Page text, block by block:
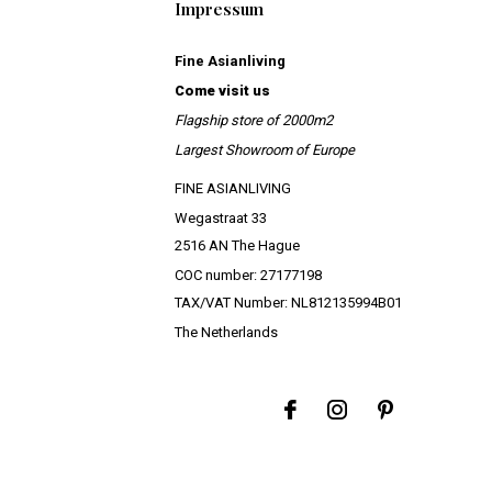
Impressum
Fine Asianliving
Come visit us
Flagship store of 2000m2
Largest Showroom of Europe
FINE ASIANLIVING
Wegastraat 33
2516 AN The Hague
COC number: 27177198
TAX/VAT Number: NL812135994B01
The Netherlands